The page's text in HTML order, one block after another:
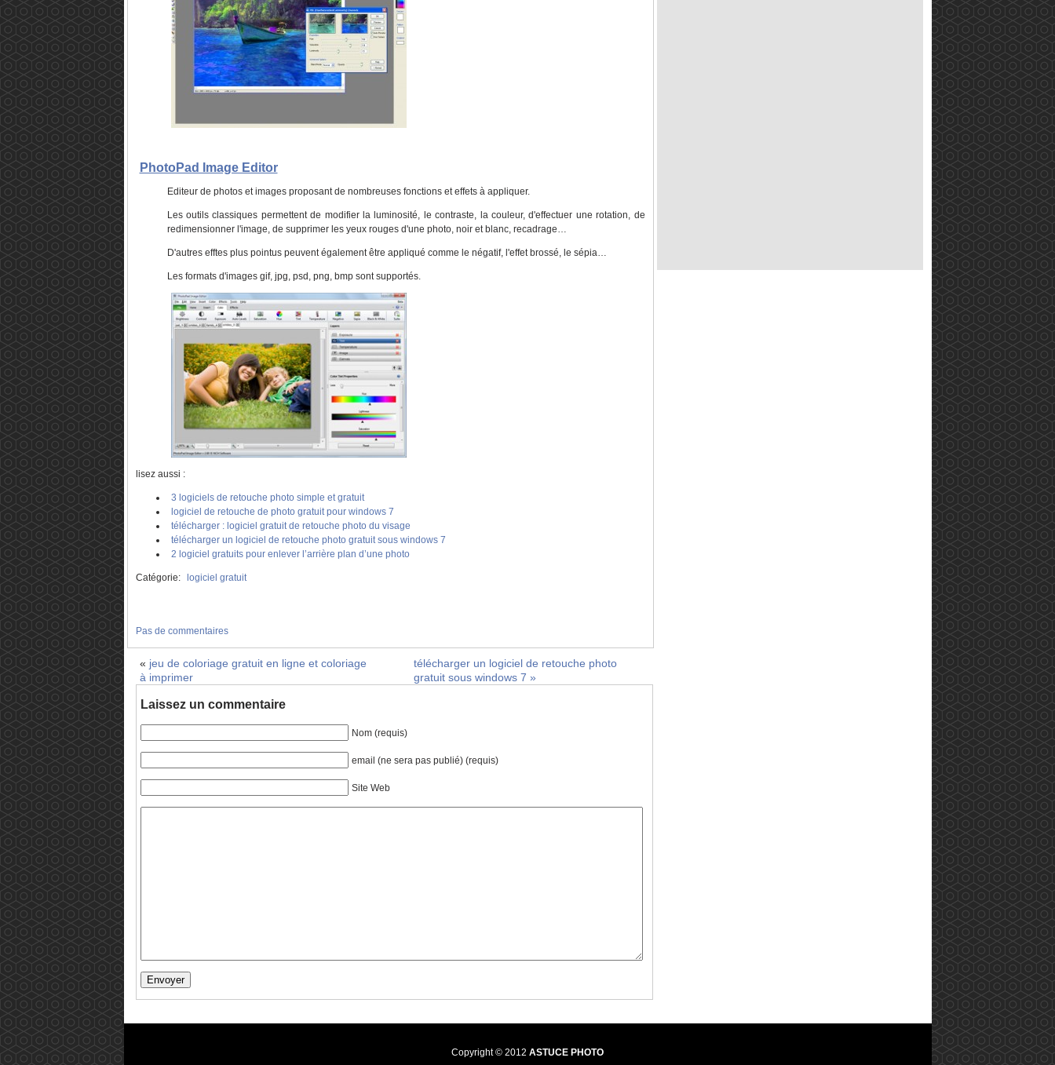
PhotoPad Image Editor
Editeur de photos et images proposant de nombreuses fonctions et effets à appliquer.
Les outils classiques permettent de modifier la luminosité, le contraste, la couleur, d'effectuer une rotation, de
redimensionner l'image, de supprimer les yeux rouges d'une photo, noir et blanc, recadrage…
D'autres efftes plus pointus peuvent également être appliqué comme le négatif, l'effet brossé, le sépia…
Les formats d'images gif, jpg, psd, png, bmp sont supportés.
lisez aussi :
3 logiciels de retouche photo simple et gratuit
logiciel de retouche de photo gratuit pour windows 7
télécharger : logiciel gratuit de retouche photo du visage
télécharger un logiciel de retouche photo gratuit sous windows 7
2 logiciel gratuits pour enlever l’arrière plan d’une photo
Catégorie: logiciel gratuit
Pas de commentaires
« jeu de coloriage gratuit en ligne et coloriage
à imprimer
télécharger un logiciel de retouche photo
gratuit sous windows 7 »
Laissez un commentaire
Nom (requis)
email (ne sera pas publié) (requis)
Site Web
Copyright © 2012 ASTUCE PHOTO